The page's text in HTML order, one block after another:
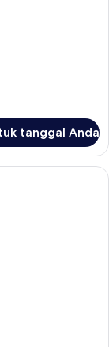
tanggal Anda